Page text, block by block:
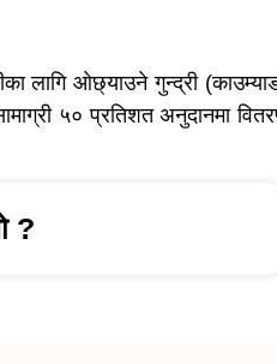
लागि ओछ्याउने गुन्द्री
५० प्रतिशत अनुदानमा
?